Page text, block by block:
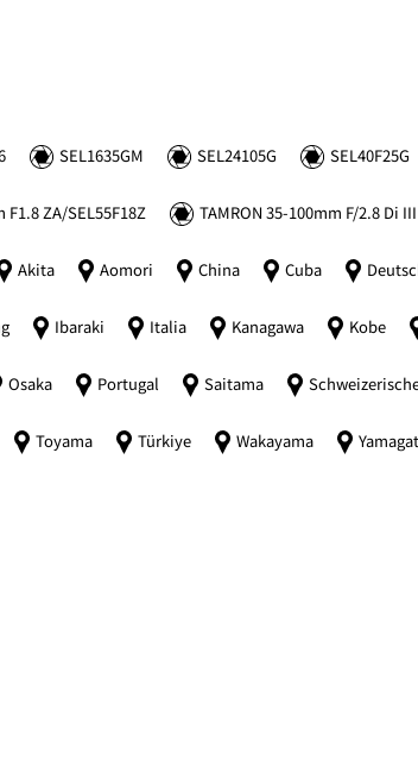
SEL1635GM SEL24105G SEL40F25G
F1.8 ZA/SEL55F18Z TAMRON 35-100mm F/2.8 Di
Akita Aomori China Cuba
Ibaraki Italia Kanagawa Kobe
Osaka Portugal Saitama
Toyama Türkiye Wakayama